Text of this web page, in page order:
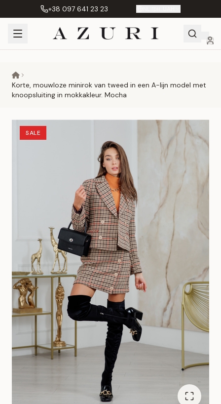
+38 097 641 23 23
Korte, mouwloze minirok van tweed in een A-lijn model met
knoopsluiting in mokkakleur. Mocha
SALE